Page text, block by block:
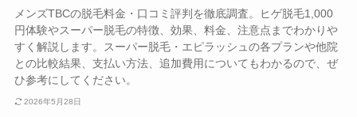
メンズTBCの脱毛料金・口コミ評判を徹底調査。ヒゲ脱毛1,000
円体験やスーパー脱毛の特徴、効果、料金、注意点までわかりや
すく解説します。スーパー脱毛・エピラッシュの各プランや他院
との比較結果、支払い方法、追加費用についてもわかるので、ぜ
ひ参考にしてください。
2026年5月28日